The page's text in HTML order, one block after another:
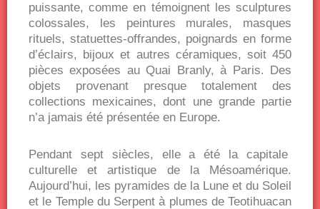
puissante, comme en témoignent les sculptures
colossales, les peintures murales, masques
rituels, statuettes-offrandes, poignards en forme
d’éclairs, bijoux et autres céramiques, soit 450
pièces exposées au Quai Branly, à Paris. Des
objets provenant presque totalement des
collections mexicaines, dont une grande partie
n’a jamais été présentée en Europe.
Pendant sept siècles, elle a été la capitale
culturelle et artistique de la Mésoamérique.
Aujourd’hui, les pyramides de la Lune et du Soleil
et le Temple du Serpent à plumes de Teotihuacan